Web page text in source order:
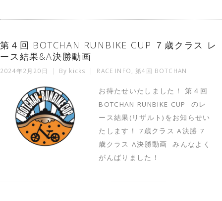
第４回 BOTCHAN RUNBIKE CUP ７歳クラス レ
ース結果&A決勝動画
2024年2月20日 By kicks RACE INFO ,第4回 BOTCHAN
お待たせいたしました！ 第４回
BOTCHAN RUNBIKE CUP のレ
ース結果(リザルト)をお知らせい
たします！ 7歳クラス A決勝 7
歳クラス A決勝動画 みんなよく
がんばりました！